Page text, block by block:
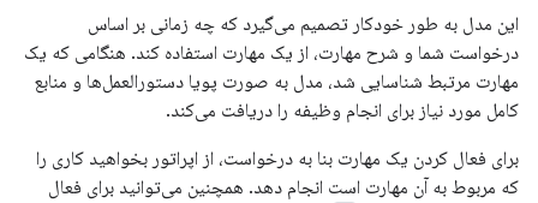
این مدل به طور خودکار تصمیم می‌گیرد که چه زمانی بر اساس
درخواست شما و شرح مهارت، از یک مهارت استفاده کند. هنگامی که یک
مهارت مرتبط شناسایی شد، مدل به صورت پویا دستورالعمل‌ها و منابع
کامل مورد نیاز برای انجام وظیفه را دریافت می‌کند.
برای فعال کردن یک مهارت بنا به درخواست، از اپراتور بخواهید کاری را
که مربوط به آن مهارت است انجام دهد. همچنین می‌توانید برای فعال